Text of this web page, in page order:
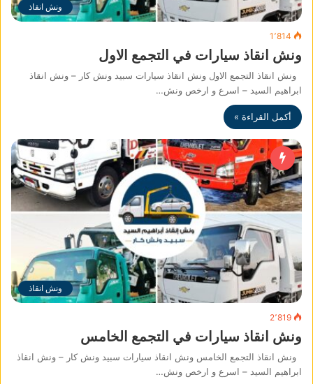
ونش انقاذ
1٬814
ونش انقاذ سيارات في التجمع الاول
ونش انقاذ التجمع الاول ونش انقاذ سيارات سبيد ونش كار – ونش انقاذ
ابراهيم السيد – اسرع و ارخص ونش…
أكمل القراءة »
ونش انقاذ
2٬819
ونش انقاذ سيارات في التجمع الخامس
ونش انقاذ التجمع الخامس ونش انقاذ سيارات سبيد ونش كار – ونش انقاذ
ابراهيم السيد – اسرع و ارخص ونش…